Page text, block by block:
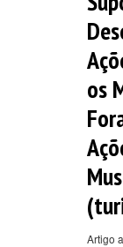
os
Artigo